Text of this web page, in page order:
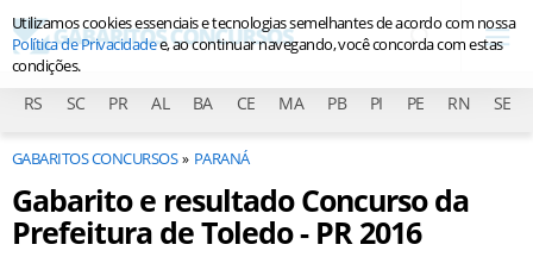
RS SC PR AL BA CE MA PB PI PE RN SE
GABARITOS CONCURSOS PARANÁ
Gabarito e resultado Concurso da
Prefeitura de Toledo - PR 2016
Utilizamos cookies essenciais e tecnologias semelhantes de acordo com nossa
Política de Privacidadee, ao continuar navegando, você concorda com estas
condições.